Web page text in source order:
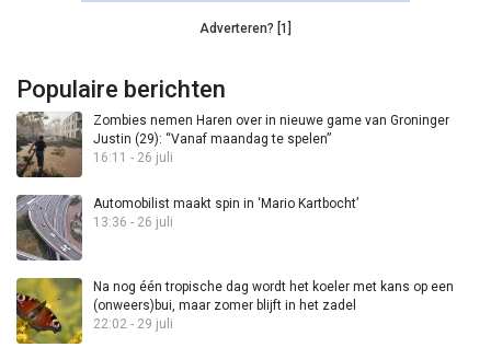
Adverteren? [1]
Populaire berichten
Zombies nemen Haren over in nieuwe game van Groninger
Justin (29): “Vanaf maandag te spelen”
16:11 - 26 juli
Automobilist maakt spin in ‘Mario Kartbocht’
13:36 - 26 juli
Na nog één tropische dag wordt het koeler met kans op een
(onweers)bui, maar zomer blijft in het zadel
22:02 - 29 juli